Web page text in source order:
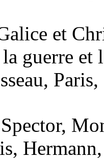
et
guerre et
,
,